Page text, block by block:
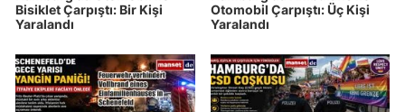
Bisiklet Çarpıştı: Bir Kişi
Yaralandı
Otomobil Çarpıştı: Üç Kişi
Yaralandı